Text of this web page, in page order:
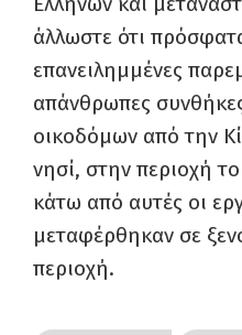
άλλωστε ότι
επανειλημμένες
απάνθρωπες
οικοδόμων από την
νησί, στην περιοχή
κάτω από αυτές οι
μεταφέρθηκαν σε
περιοχή.